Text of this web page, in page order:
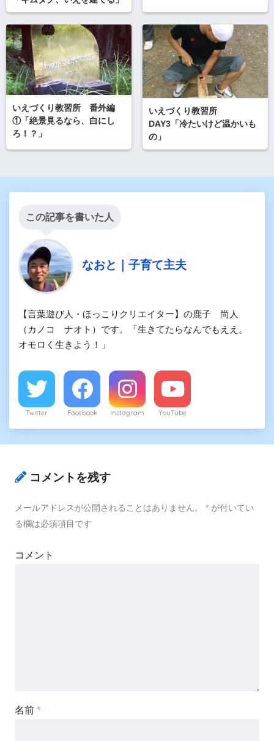
いえづくり教習所 番外編
①「絶景見るなら、白にし
ろ！？」
いえづくり教習所
DAY3「冷たいけど温かいも
の」
この記事を書いた人
なおと｜子育て主夫
【言葉遊び人・ほっこりクリエイター】の鹿子 尚人
（カノコ ナオト）です。「生きてたらなんでもええ。
オモロく生きよう！」
Twitter Facebook Instagram YouTube
コメントを残す
メールアドレスが公開されることはありません。 * が付いてい
る欄は必須項目です
コメント
名前 *